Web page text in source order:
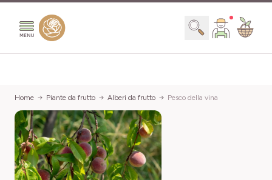
Search
Home Piante da frutto Alberi da frutto Pesco della vina